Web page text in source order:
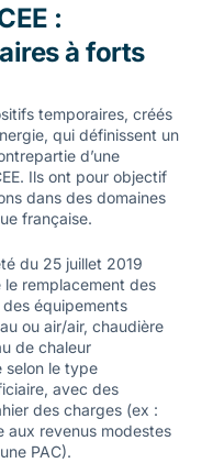
:
à forts
temporaires, créés
qui définissent un
d’une
Ils ont pour objectif
dans des domaines
française.
du 25 juillet 2019
remplacement des
équipements
ou air/air, chaudière
de chaleur
selon le type
avec des
des charges (ex :
aux revenus modestes
PAC).